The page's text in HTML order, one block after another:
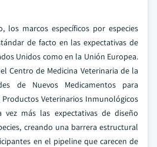
los marcos específicos por especies
de facto en las expectativas de
Unidos como en la Unión Europea.
Centro de Medicina Veterinaria de la
de Nuevos Medicamentos para
Veterinarios Inmunológicos
vez más las expectativas de diseño
creando una barrera estructural
en el pipeline que carecen de